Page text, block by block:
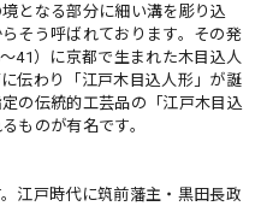
となる部分に細い溝を彫り込
そう呼ばれております。その発
41）に京都で生まれた木目込人
伝わり「江戸木目込人形」が誕
の伝統的工芸品の「江戸木目込
ものが有名です。
江戸時代に筑前藩主・黒田長政